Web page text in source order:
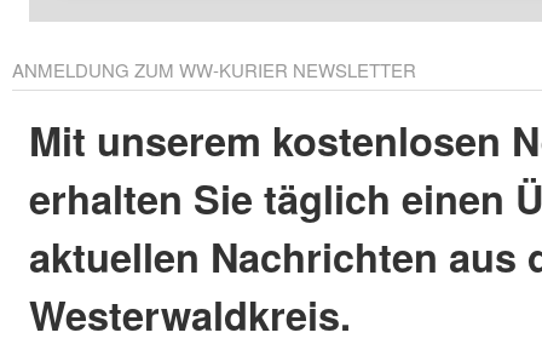
ANMELDUNG ZUM WW-KURIER NEWSLETTER
Mit unserem kostenlosen
erhalten Sie täglich einen
aktuellen Nachrichten aus
Westerwaldkreis.